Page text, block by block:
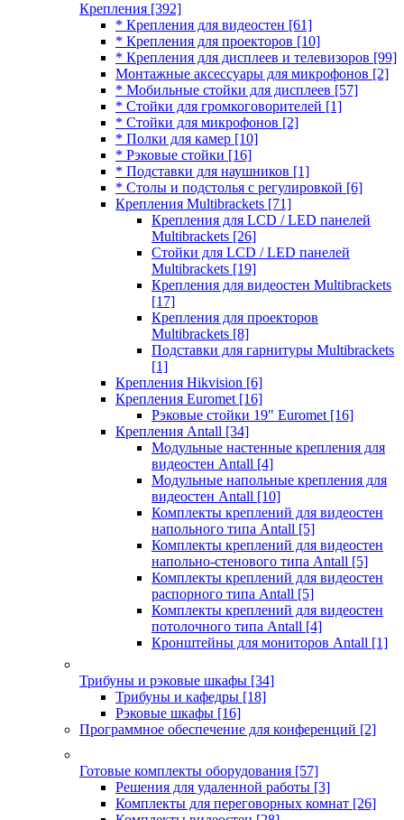
Крепления [392]
* Крепления для видеостен [61]
* Крепления для проекторов [10]
* Крепления для дисплеев и телевизоров [99]
Монтажные аксессуары для микрофонов [2]
* Мобильные стойки для дисплеев [57]
* Стойки для громкоговорителей [1]
* Стойки для микрофонов [2]
* Полки для камер [10]
* Рэковые стойки [16]
* Подставки для наушников [1]
* Столы и подстолья с регулировкой [6]
Крепления Multibrackets [71]
Крепления для LCD / LED панелей
Multibrackets [26]
Стойки для LCD / LED панелей
Multibrackets [19]
Крепления для видеостен Multibrackets
[17]
Крепления для проекторов
Multibrackets [8]
Подставки для гарнитуры Multibrackets
[1]
Крепления Hikvision [6]
Крепления Euromet [16]
Рэковые стойки 19" Euromet [16]
Крепления Antall [34]
Модульные настенные крепления для
видеостен Antall [4]
Модульные напольные крепления для
видеостен Antall [10]
Комплекты креплений для видеостен
напольного типа Antall [5]
Комплекты креплений для видеостен
напольно-стенового типа Antall [5]
Комплекты креплений для видеостен
распорного типа Antall [5]
Комплекты креплений для видеостен
потолочного типа Antall [4]
Кронштейны для мониторов Antall [1]
Трибуны и рэковые шкафы [34]
Трибуны и кафедры [18]
Рэковые шкафы [16]
Программное обеспечение для конференций [2]
Готовые комплекты оборудования [57]
Решения для удаленной работы [3]
Комплекты для переговорных комнат [26]